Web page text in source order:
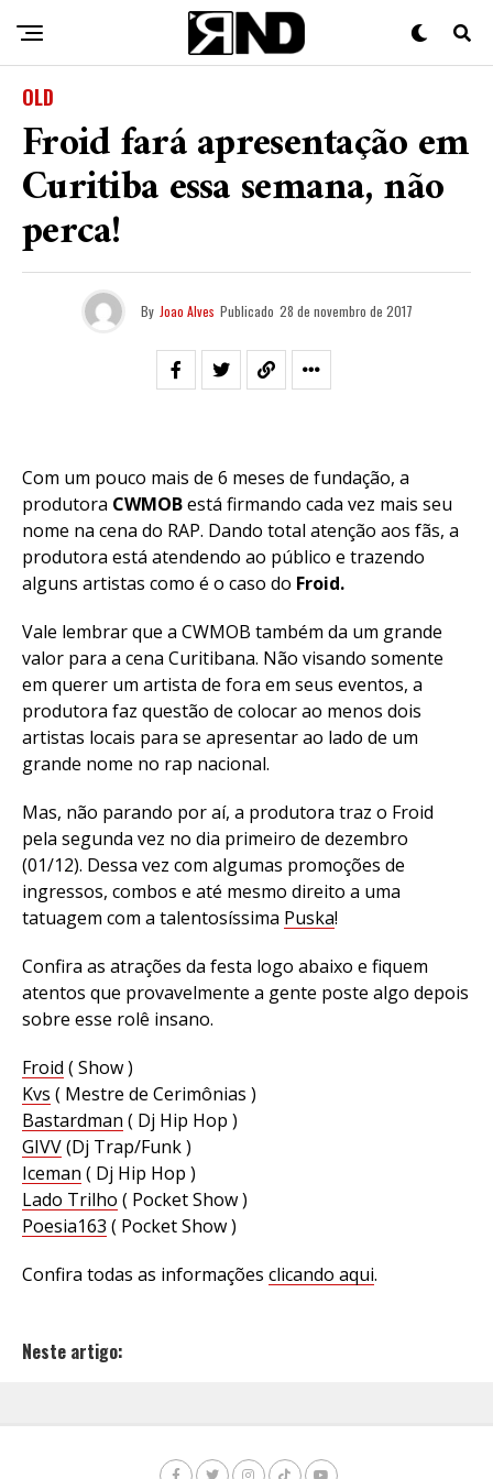
OLD
Froid fará apresentação em
Curitiba essa semana, não
perca!
By Joao Alves Publicado 28 de novembro de 2017
Com um pouco mais de 6 meses de fundação, a
produtora CWMOBestá firmando cada vez mais seu
nome na cena do RAP. Dando total atenção aos fãs, a
produtora está atendendo ao público e trazendo
alguns artistas como é o caso do Froid.
Vale lembrar que a CWMOB também da um grande
valor para a cena Curitibana. Não visando somente
em querer um artista de fora em seus eventos, a
produtora faz questão de colocar ao menos dois
artistas locais para se apresentar ao lado de um
grande nome no rap nacional.
Mas, não parando por aí, a produtora traz o Froid
pela segunda vez no dia primeiro de dezembro
(01/12). Dessa vez com algumas promoções de
ingressos, combos e até mesmo direito a uma
tatuagem com a talentosíssima Puska!
Confira as atrações da festa logo abaixo e fiquem
atentos que provavelmente a gente poste algo depois
sobre esse rolê insano.
Froid ( Show )
Kvs ( Mestre de Cerimônias )
Bastardman ( Dj Hip Hop )
GIVV(Dj Trap/Funk )
Iceman ( Dj Hip Hop )
Lado Trilho ( Pocket Show )
Poesia163 ( Pocket Show )
Confira todas as informações clicando aqui.
Neste artigo: